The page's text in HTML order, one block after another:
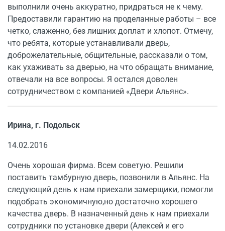
выполнили очень аккуратно, придраться не к чему.
Предоставили гарантию на проделанные работы – все
четко, слаженно, без лишних доплат и хлопот. Отмечу,
что ребята, которые устанавливали дверь,
доброжелательные, общительные, рассказали о том,
как ухаживать за дверью, на что обращать внимание,
отвечали на все вопросы. Я остался доволен
сотрудничеством с компанией «Двери Альянс».
Ирина, г. Подольск
14.02.2016
Очень хорошая фирма. Всем советую. Решили
поставить тамбурную дверь, позвонили в Альянс. На
следующий день к нам приехали замерщики, помогли
подобрать экономичную,но достаточно хорошего
качества дверь. В назначенный день к нам приехали
сотрудники по установке двери (Алексей и его